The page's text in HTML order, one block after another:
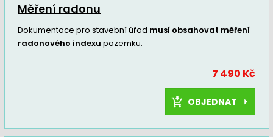
Měření radonu
Dokumentace pro stavební úřad musí obsahovat měření
radonového indexu pozemku.
7 490 Kč
OBJEDNAT